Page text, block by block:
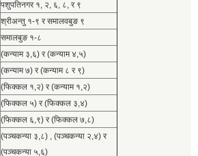
पशुपतिनगर १, २, ६, ८, र ९
श्रीअन्तु १-९ र समालवबुङ ९
समालबुङ १-८
(कन्याम ३,६) र (कन्याम ४,५)
(कन्याम ७) र (कन्याम ८ र ९)
(फिक्कल १,२) र (कन्याम १,२)
(फिक्कल ५) र (फिक्कल ३,४)
(फिक्कल ६,९) र (फिक्कल ७,८)
(पञ्चकन्या ३,८) , (पञ्चकन्या २,४) र
(पञ्चकन्या ५,६)